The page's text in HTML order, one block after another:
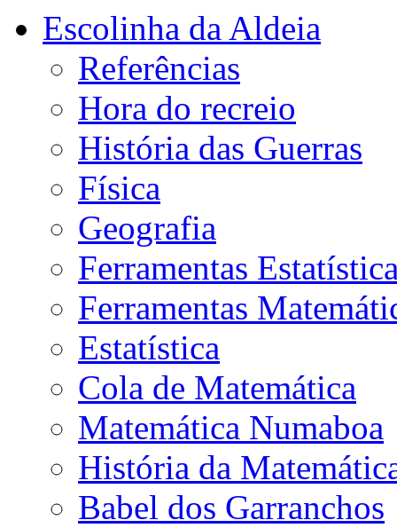
Escolinha da Aldeia
Referências
Hora do recreio
História das Guerras
Física
Geografia
Ferramentas
Ferramentas
Estatística
Cola de Matemática
Matemática Numaboa
História da
Babel dos Garranchos